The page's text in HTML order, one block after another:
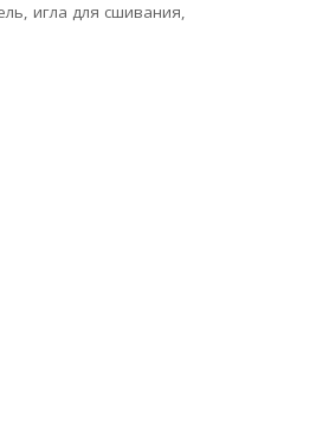
игла для сшивания,